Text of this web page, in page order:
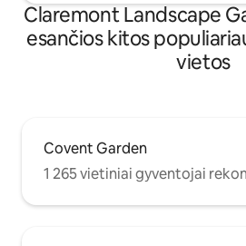
Claremont Landscape
esančios kitos
vietos
Covent Garden
1 265 vietiniai gyventojai